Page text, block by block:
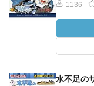
1136
水不足の